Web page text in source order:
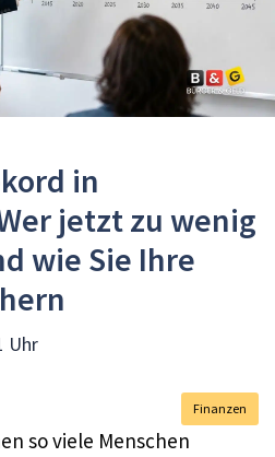
in
jetzt zu wenig
wie Sie Ihre
Uhr
Finanzen
so viele Menschen